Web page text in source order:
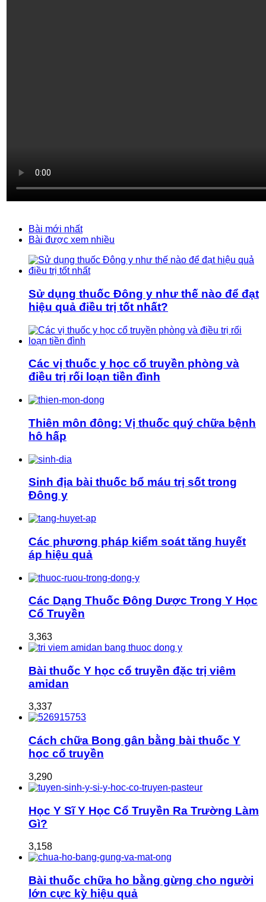
Bài mới nhất
Bài được xem nhiều
Sử dụng thuốc Đông y như thế nào để đạt
hiệu quả điều trị tốt nhất?
Các vị thuốc y học cổ truyền phòng và
điều trị rối loạn tiền đình
Thiên môn đông: Vị thuốc quý chữa bệnh
hô hấp
Sinh địa bài thuốc bổ máu trị sốt trong
Đông y
Các phương pháp kiểm soát tăng huyết
áp hiệu quả
Các Dạng Thuốc Đông Dược Trong Y Học
Cổ Truyền
3,363
Bài thuốc Y học cổ truyền đặc trị viêm
amidan
3,337
Cách chữa Bong gân bằng bài thuốc Y
học cổ truyền
3,290
Học Y Sĩ Y Học Cổ Truyền Ra Trường Làm
Gì?
3,158
Bài thuốc chữa ho bằng gừng cho người
lớn cực kỳ hiệu quả